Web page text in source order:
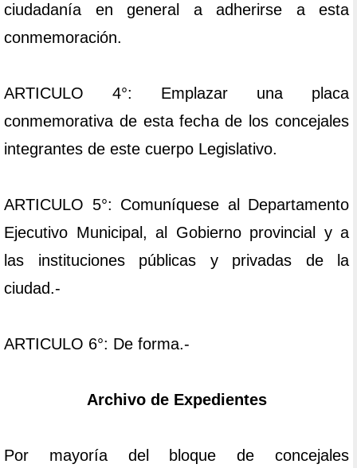
ciudadanía en general a adherirse a esta
conmemoración.
ARTICULO 4°: Emplazar una placa
conmemorativa de esta fecha de los concejales
integrantes de este cuerpo Legislativo.
ARTICULO 5°: Comuníquese al Departamento
Ejecutivo Municipal, al Gobierno provincial y a
las instituciones públicas y privadas de la
ciudad.-
ARTICULO 6°: De forma.-
Archivo de Expedientes
Por mayoría del bloque de concejales